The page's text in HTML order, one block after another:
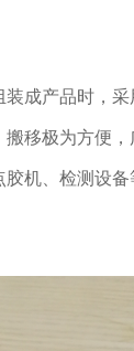
成产品时，采
移极为方便
机、检测设